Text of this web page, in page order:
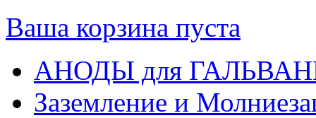
Ваша корзина пуста
АНОДЫ для
Заземление и